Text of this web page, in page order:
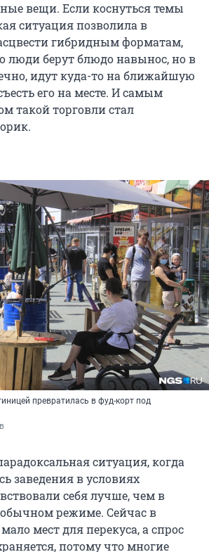
вещи. Если коснуться темы
ситуация позволила в
гибридным форматам,
люди берут блюдо навынос, но в
идут куда-то на ближайшую
его на месте. И самым
такой торговли стал
превратилась в фуд-корт под
ситуация, когда
заведения в условиях
себя лучше, чем в
режиме. Сейчас в
мест для перекуса, а спрос
потому что многие